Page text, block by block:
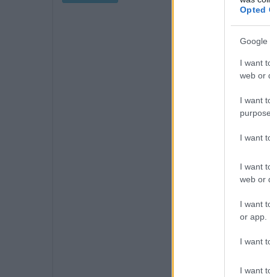
Opted
Google
I want
web or
I want
I want
I want
web or
I want
or app.
I want
I want